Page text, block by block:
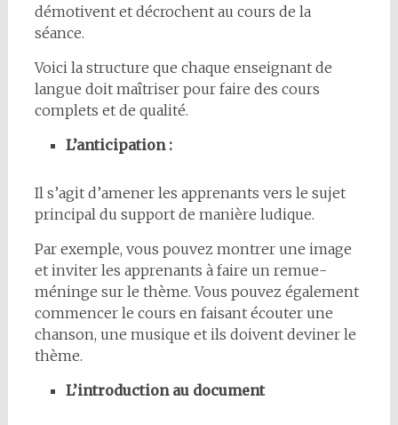
démotivent et décrochent au cours de la
séance.
Voici la structure que chaque enseignant de
langue doit maîtriser pour faire des cours
complets et de qualité.
L’anticipation :
Il s’agit d’amener les apprenants vers le sujet
principal du support de manière ludique.
Par exemple, vous pouvez montrer une image
et inviter les apprenants à faire un remue-
méninge sur le thème. Vous pouvez également
commencer le cours en faisant écouter une
chanson, une musique et ils doivent deviner le
thème.
L’introduction au document